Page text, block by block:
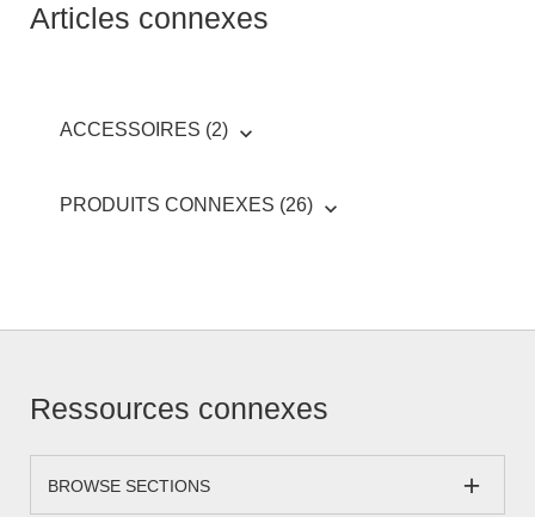
Articles connexes
ACCESSOIRES (2)
PRODUITS CONNEXES (26)
Ressources connexes
BROWSE SECTIONS